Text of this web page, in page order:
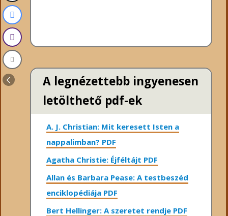
A legnézettebb ingyenesen
letölthető pdf-ek
A. J. Christian: Mit keresett Isten a
nappalimban? PDF
Agatha Christie: Éjféltájt PDF
Allan és Barbara Pease: A testbeszéd
enciklopédiája PDF
Bert Hellinger: A ​szeretet rendje PDF